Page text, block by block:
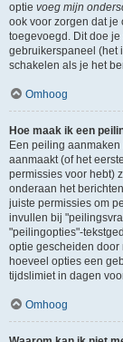
optie voeg mijn
ook voor zorgen dat je
toegevoegd. Dit doe
gebruikerspaneel (het
schakelen als je het
Omhoog
Hoe maak ik een
Een peiling
aanmaakt (of het
permissies voor hebt)
onderaan het
juiste permissies om
invullen bij
"peilingopties"-
optie gescheiden door
hoeveel opties een
tijdslimiet in dagen
Omhoog